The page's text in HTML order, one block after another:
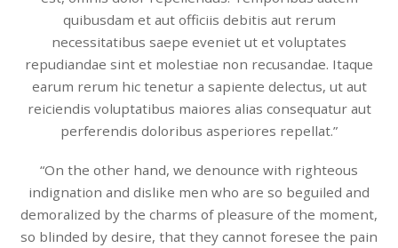
quibusdam et aut officiis debitis aut rerum
necessitatibus saepe eveniet ut et voluptates
repudiandae sint et molestiae non recusandae. Itaque
earum rerum hic tenetur a sapiente delectus, ut aut
reiciendis voluptatibus maiores alias consequatur aut
perferendis doloribus asperiores repellat.”
“On the other hand, we denounce with righteous
indignation and dislike men who are so beguiled and
demoralized by the charms of pleasure of the moment,
so blinded by desire, that they cannot foresee the pain